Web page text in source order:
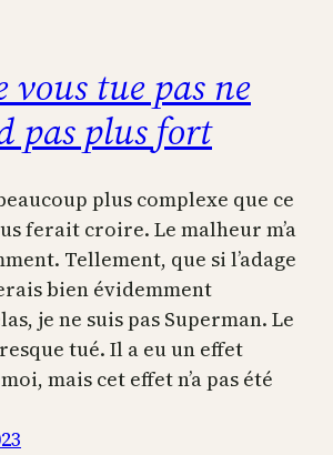
vous tue pas ne
pas plus fort
plus complexe que ce
ferait croire. Le malheur m’a
Tellement, que si l’adage
bien évidemment
je ne suis pas Superman. Le
tué. Il a eu un effet
mais cet effet n’a pas été